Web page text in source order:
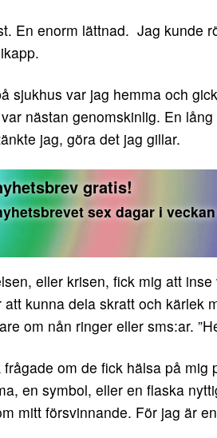
En enorm lättnad. Jag kunde
sjukhus var jag hemma och
nästan genomskinlig. En
jag, göra det jag gillar.
gratis!
sex dagar i
eller krisen, fick mig att
kunna dela skratt och kärlek
om nån ringer eller sms:ar.
om de fick hälsa på
en symbol, eller en flaska
mitt försvinnande. För jag är